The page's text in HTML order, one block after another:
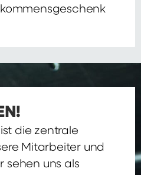
die zentrale
Mitarbeiter und
sehen uns als